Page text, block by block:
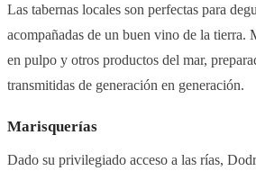
Las tabernas locales son perfectas para
acompañadas de un buen vino de la tierra.
en pulpo y otros productos del mar,
transmitidas de generación en generación.
Marisquerías
Dado su privilegiado acceso a las rías,